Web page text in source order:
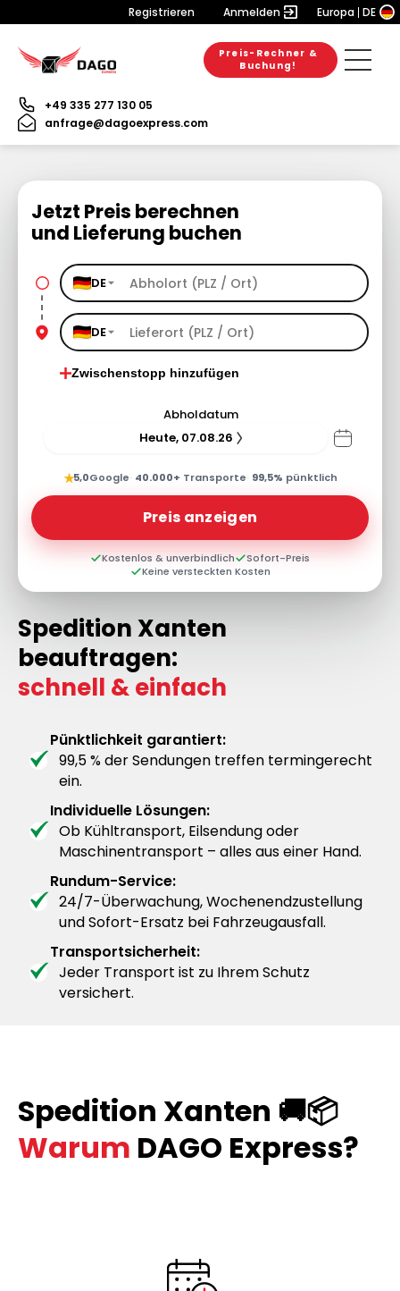
Registrieren Anmelden Europa DE
Preis-Rechner &
Buchung!
+49 335 277 130 05
anfrage@dagoexpress.com
Jetzt Preis berechnen
und Lieferung buchen
DE
DE
Zwischenstopp hinzufügen
Abholdatum
Heute, 07.08.26
★5,0Google· 40.000+ Transporte· 99,5% pünktlich
Preis anzeigen
Kostenlos & unverbindlich
Sofort-Preis
Keine versteckten Kosten
Spedition Xanten
beauftragen:
schnell & einfach
Pünktlichkeit garantiert:
99,5 % der Sendungen treffen termingerecht
ein.
Individuelle Lösungen:
Ob Kühltransport, Eilsendung oder
Maschinentransport – alles aus einer Hand.
Rundum-Service:
24/7-Überwachung, Wochenendzustellung
und Sofort-Ersatz bei Fahrzeugausfall.
Transportsicherheit:
Jeder Transport ist zu Ihrem Schutz
versichert.
Spedition Xanten 🚚📦
Warum DAGO Express?